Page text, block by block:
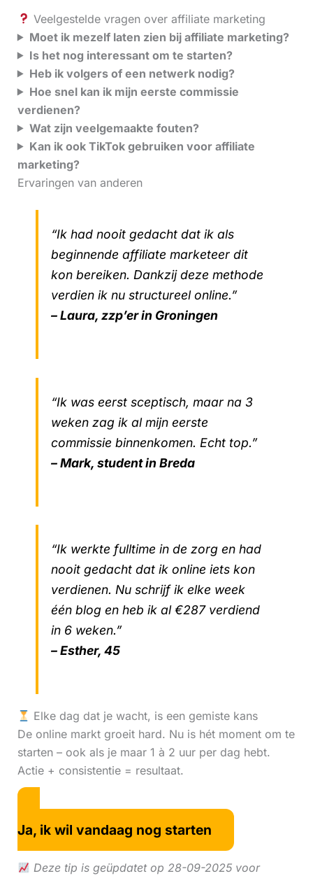
Veelgestelde vragen over affiliate marketing
Moet ik mezelf laten zien bij affiliate marketing?
Is het nog interessant om te starten?
Heb ik volgers of een netwerk nodig?
Hoe snel kan ik mijn eerste commissie
verdienen?
Wat zijn veelgemaakte fouten?
Kan ik ook TikTok gebruiken voor affiliate
marketing?
Ervaringen van anderen
“Ik had nooit gedacht dat ik als
beginnende affiliate marketeer dit
kon bereiken. Dankzij deze methode
verdien ik nu structureel online.”
– Laura, zzp’er in Groningen
“Ik was eerst sceptisch, maar na 3
weken zag ik al mijn eerste
commissie binnenkomen. Echt top.”
– Mark, student in Breda
“Ik werkte fulltime in de zorg en had
nooit gedacht dat ik online iets kon
verdienen. Nu schrijf ik elke week
één blog en heb ik al €287 verdiend
in 6 weken.”
– Esther, 45
Elke dag dat je wacht, is een gemiste kans
De online markt groeit hard. Nu is hét moment om te
starten – ook als je maar 1 à 2 uur per dag hebt.
Actie + consistentie = resultaat.
Ja, ik wil vandaag nog starten
Deze tip is geüpdatet op 28-09-2025 voor